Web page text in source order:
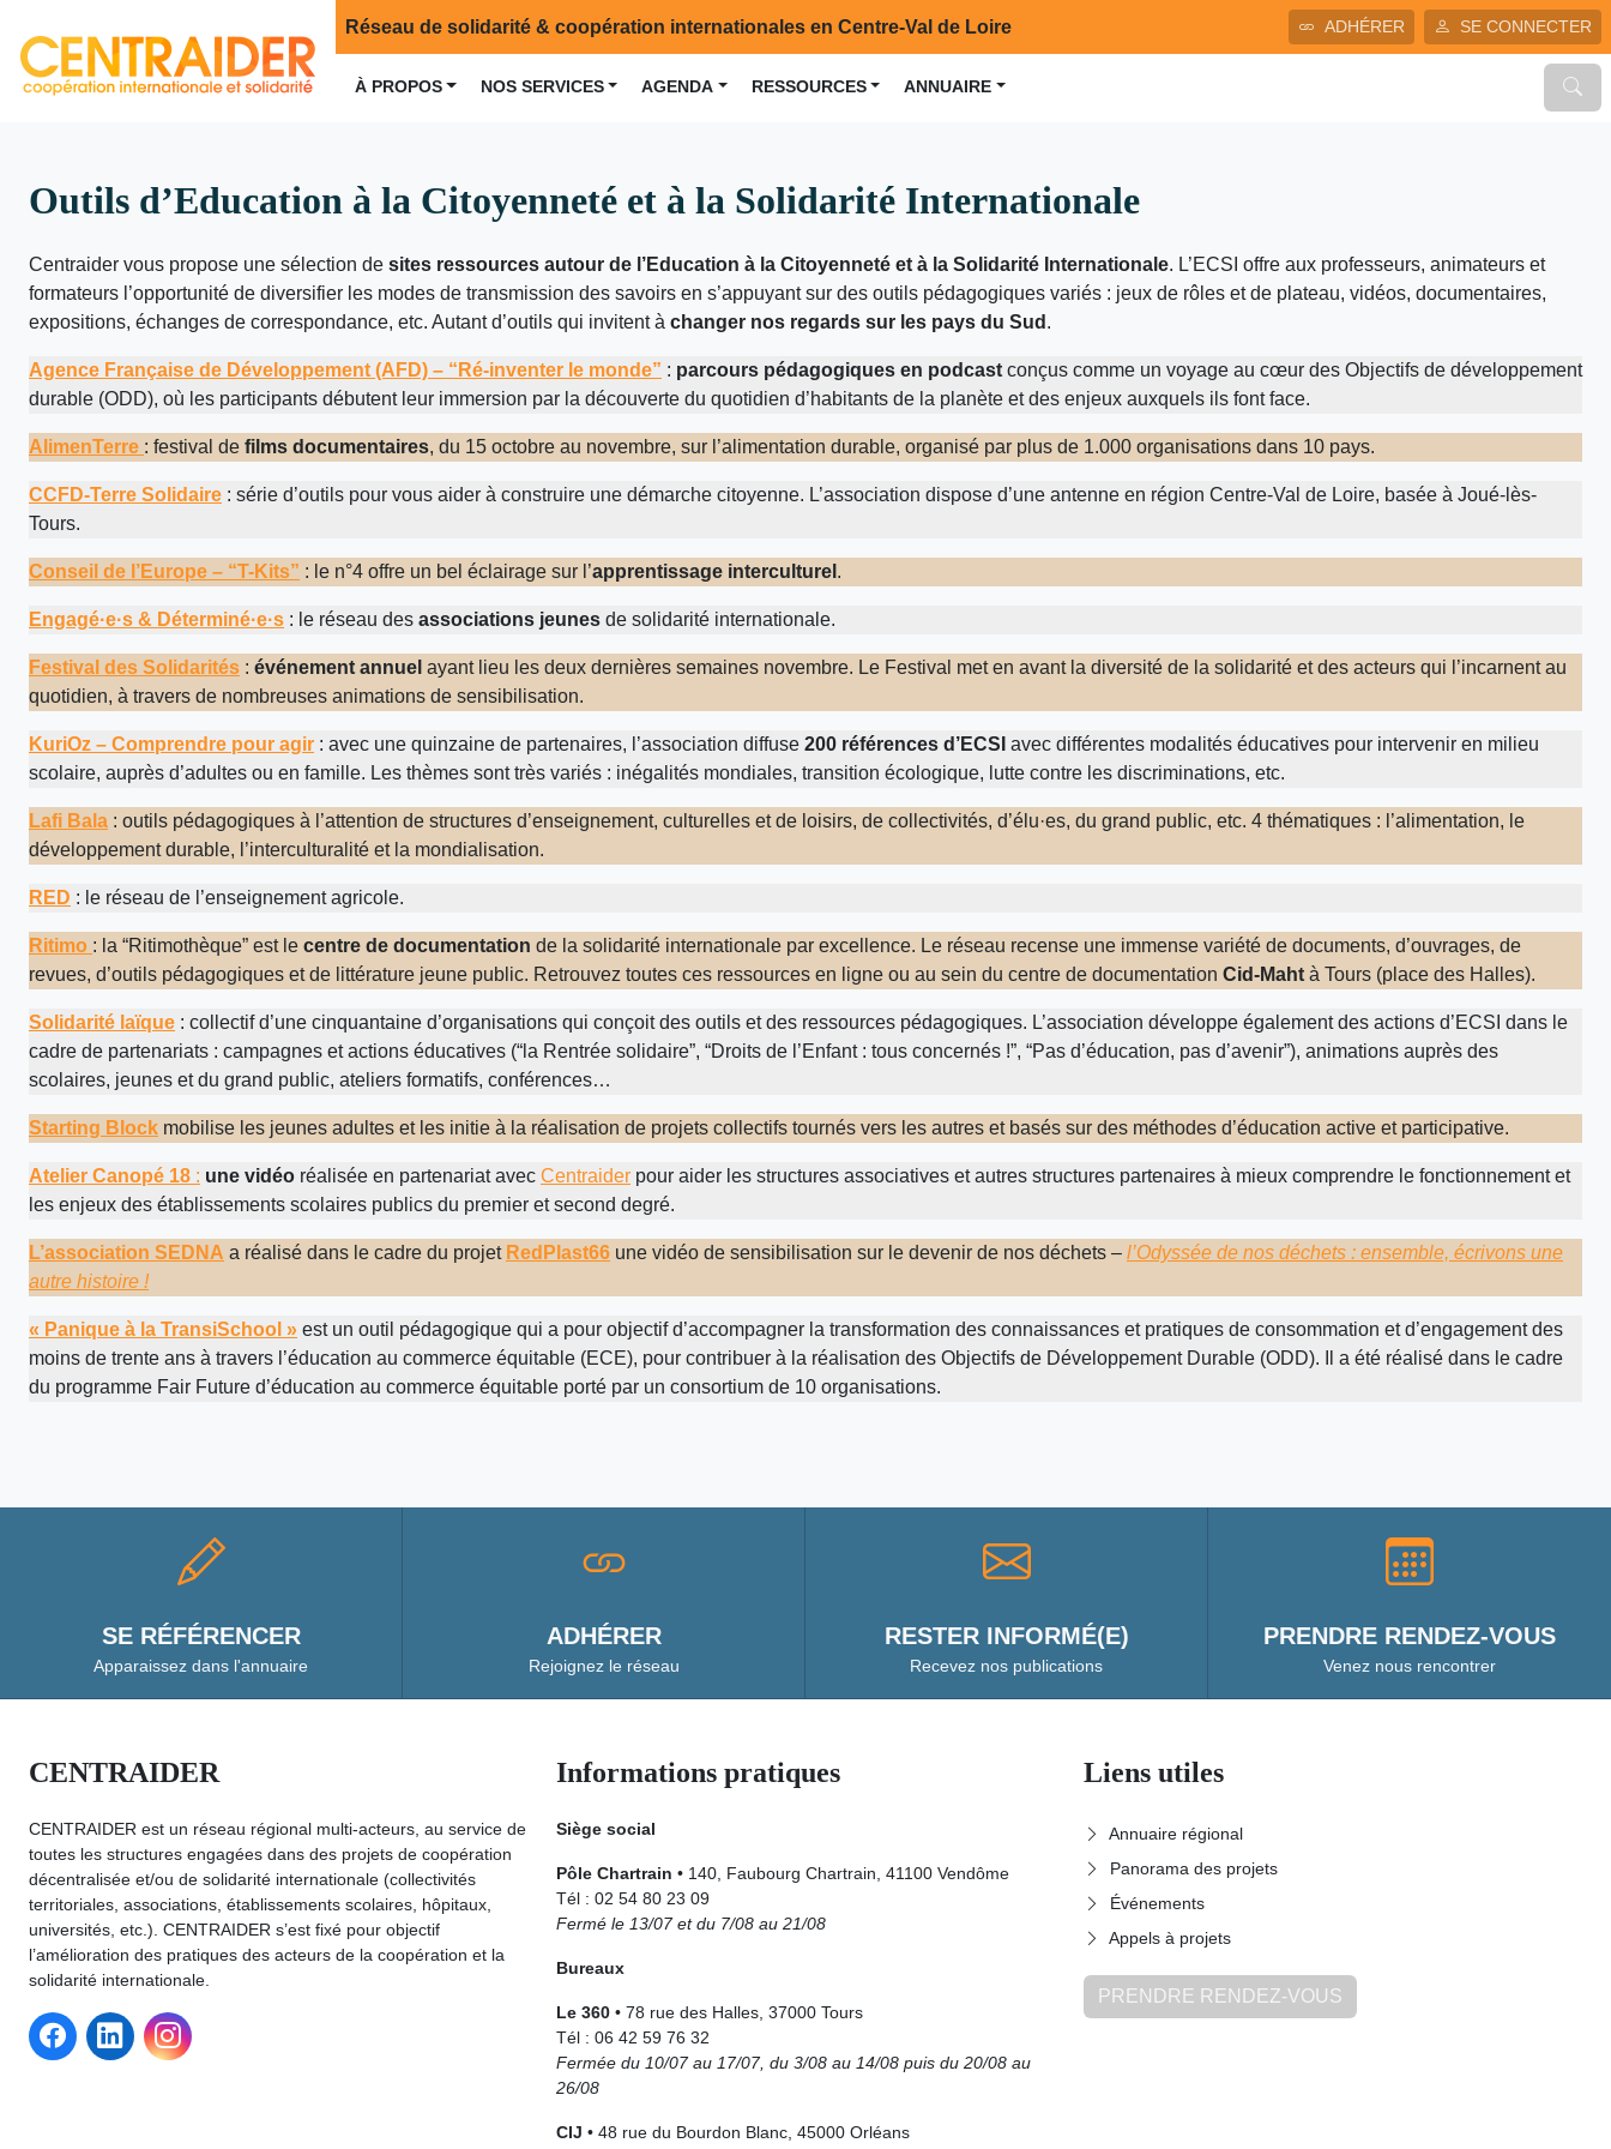
Réseau de solidarité & coopération internationales en Centre-Val de Loire ADHÉRER SE CONNECTER
À PROPOS NOS SERVICES AGENDA RESSOURCES ANNUAIRE
Outils d’Education à la Citoyenneté et à la Solidarité Internationale
Centraider vous propose une sélection de sites ressources autour de l’Education à la Citoyenneté et à la Solidarité Internationale. L’ECSI offre aux professeurs, animateurs et
formateurs l’opportunité de diversifier les modes de transmission des savoirs en s’appuyant sur des outils pédagogiques variés : jeux de rôles et de plateau, vidéos, documentaires,
expositions, échanges de correspondance, etc. Autant d’outils qui invitent à changer nos regards sur les pays du Sud .
Agence Française de Développement (AFD) – “Ré-inventer le monde” : parcours pédagogiques en podcast conçus comme un voyage au cœur des Objectifs de développement
durable (ODD), où les participants débutent leur immersion par la découverte du quotidien d’habitants de la planète et des enjeux auxquels ils font face.
AlimenTerre : festival de films documentaires, du 15 octobre au novembre, sur l’alimentation durable, organisé par plus de 1.000 organisations dans 10 pays.
CCFD-Terre Solidaire : série d’outils pour vous aider à construire une démarche citoyenne. L’association dispose d’une antenne en région Centre-Val de Loire, basée à Joué-lès-
Tours.
Conseil de l’Europe – “T-Kits” : le n°4 offre un bel éclairage sur l’apprentissage interculturel .
Engagé·e·s & Déterminé·e·s : le réseau des associations jeunes de solidarité internationale.
Festival des Solidarités : événement annuel ayant lieu les deux dernières semaines novembre. Le Festival met en avant la diversité de la solidarité et des acteurs qui l’incarnent au
quotidien, à travers de nombreuses animations de sensibilisation.
KuriOz – Comprendre pour agir : avec une quinzaine de partenaires, l’association diffuse 200 références d’ECSI avec différentes modalités éducatives pour intervenir en milieu
scolaire, auprès d’adultes ou en famille. Les thèmes sont très variés : inégalités mondiales, transition écologique, lutte contre les discriminations, etc.
Lafi Bala : outils pédagogiques à l’attention de structures d’enseignement, culturelles et de loisirs, de collectivités, d’élu·es, du grand public, etc. 4 thématiques : l’alimentation, le
développement durable, l’interculturalité et la mondialisation.
RED : le réseau de l’enseignement agricole.
Ritimo : la “Ritimothèque” est le centre de documentation de la solidarité internationale par excellence. Le réseau recense une immense variété de documents, d’ouvrages, de
revues, d’outils pédagogiques et de littérature jeune public. Retrouvez toutes ces ressources en ligne ou au sein du centre de documentation Cid-Maht à Tours (place des Halles).
Solidarité laïque : collectif d’une cinquantaine d’organisations qui conçoit des outils et des ressources pédagogiques. L’association développe également des actions d’ECSI dans le
cadre de partenariats : campagnes et actions éducatives (“la Rentrée solidaire”, “Droits de l’Enfant : tous concernés !”, “Pas d’éducation, pas d’avenir”), animations auprès des
scolaires, jeunes et du grand public, ateliers formatifs, conférences…
Starting Block mobilise les jeunes adultes et les initie à la réalisation de projets collectifs tournés vers les autres et basés sur des méthodes d’éducation active et participative.
Atelier Canopé 18 : une vidéo réalisée en partenariat avec Centraider pour aider les structures associatives et autres structures partenaires à mieux comprendre le fonctionnement et
les enjeux des établissements scolaires publics du premier et second degré.
L’association SEDNA a réalisé dans le cadre du projet RedPlast66 une vidéo de sensibilisation sur le devenir de nos déchets – l’Odyssée de nos déchets : ensemble, écrivons une
autre histoire !
« Panique à la TransiSchool » est un outil pédagogique qui a pour objectif d’accompagner la transformation des connaissances et pratiques de consommation et d’engagement des
moins de trente ans à travers l’éducation au commerce équitable (ECE), pour contribuer à la réalisation des Objectifs de Développement Durable (ODD). Il a été réalisé dans le cadre
du programme Fair Future d’éducation au commerce équitable porté par un consortium de 10 organisations.
SE RÉFÉRENCER
Apparaissez dans l'annuaire
ADHÉRER
Rejoignez le réseau
RESTER INFORMÉ(E)
Recevez nos publications
PRENDRE RENDEZ-VOUS
Venez nous rencontrer
CENTRAIDER
CENTRAIDER est un réseau régional multi-acteurs, au service de
toutes les structures engagées dans des projets de coopération
décentralisée et/ou de solidarité internationale (collectivités
territoriales, associations, établissements scolaires, hôpitaux,
universités, etc.). CENTRAIDER s’est fixé pour objectif
l’amélioration des pratiques des acteurs de la coopération et la
solidarité internationale.
Informations pratiques
Siège social
Pôle Chartrain • 140, Faubourg Chartrain, 41100 Vendôme
Tél : 02 54 80 23 09
Fermé le 13/07 et du 7/08 au 21/08
Bureaux
Le 360 • 78 rue des Halles, 37000 Tours
Tél : 06 42 59 76 32
Fermée du 10/07 au 17/07, du 3/08 au 14/08 puis du 20/08 au
26/08
CIJ • 48 rue du Bourdon Blanc, 45000 Orléans
Liens utiles
Annuaire régional
Panorama des projets
Événements
Appels à projets
PRENDRE RENDEZ-VOUS